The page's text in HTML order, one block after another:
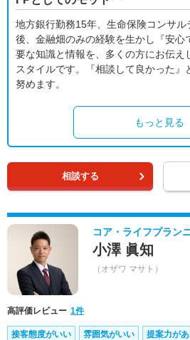
地方銀行勤務15年、生命保険コンサ
後、金融畑のみの経験を生かし『安心
要な知識と情報を、多くの方にお伝え
スタイルです。『相談して良かった』
努めます。
もっと見る
相談する
コア・ライフプラン
小澤 眞知
（オザワ マサト）
高評価レビュー 1件
接客態度がいい 雰囲気がいい 提案力が